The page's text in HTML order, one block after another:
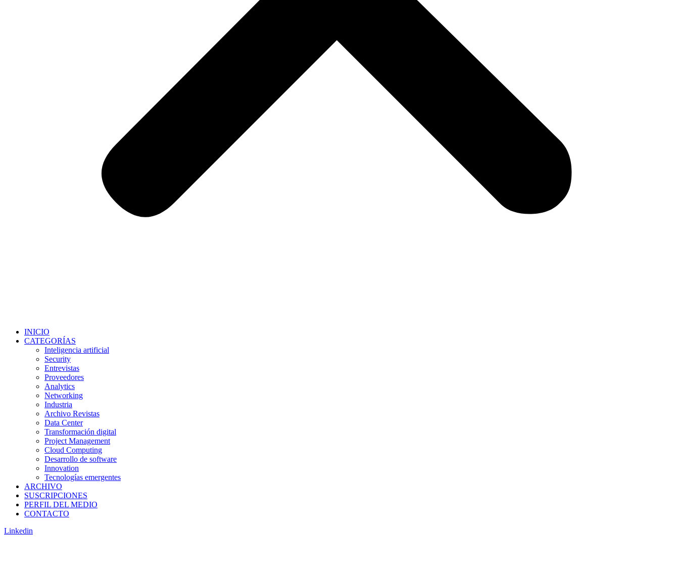
INICIO
CATEGORÍAS
Inteligencia artificial
Security
Entrevistas
Proveedores
Analytics
Networking
Industria
Archivo Revistas
Data Center
Transformación digital
Project Management
Cloud Computing
Desarrollo de software
Innovation
Tecnologías emergentes
ARCHIVO
SUSCRIPCIONES
PERFIL DEL MEDIO
CONTACTO
Linkedin